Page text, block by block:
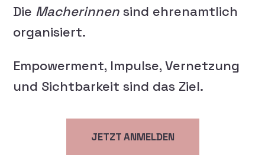
Die Macherinnen sind ehrenamtlich
organisiert.
Empowerment, Impulse, Vernetzung
und Sichtbarkeit sind das Ziel.
JETZT ANMELDEN